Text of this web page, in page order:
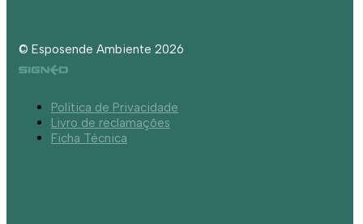
© Esposende Ambiente 2026
Política de Privacidade
Livro de reclamações
Ficha Técnica